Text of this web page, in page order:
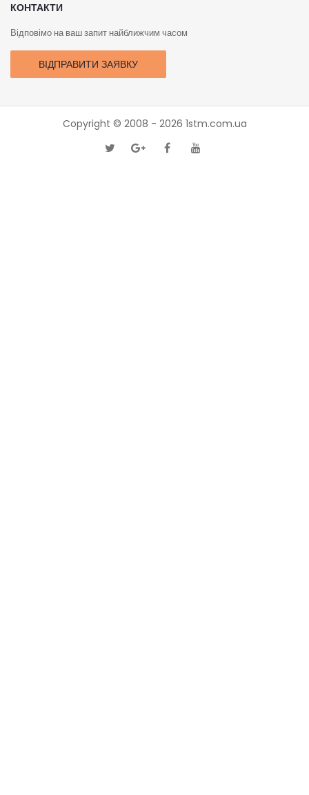
КОНТАКТИ
Відповімо на ваш запит найближчим часом
ВІДПРАВИТИ ЗАЯВКУ
Copyright © 2008 - 2026 1stm.com.ua